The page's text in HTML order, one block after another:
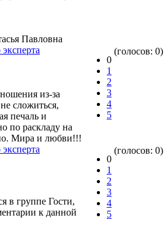
Павловна
0
1
2
3
4
5
(голосов: 0)
из-за
сложиться,
печаль и
по раскладу на
Мира и любви!!!
0
1
2
3
4
5
(голосов: 0)
в группе Гости,
к данной